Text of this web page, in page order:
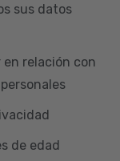
sus datos
en relación con
de edad